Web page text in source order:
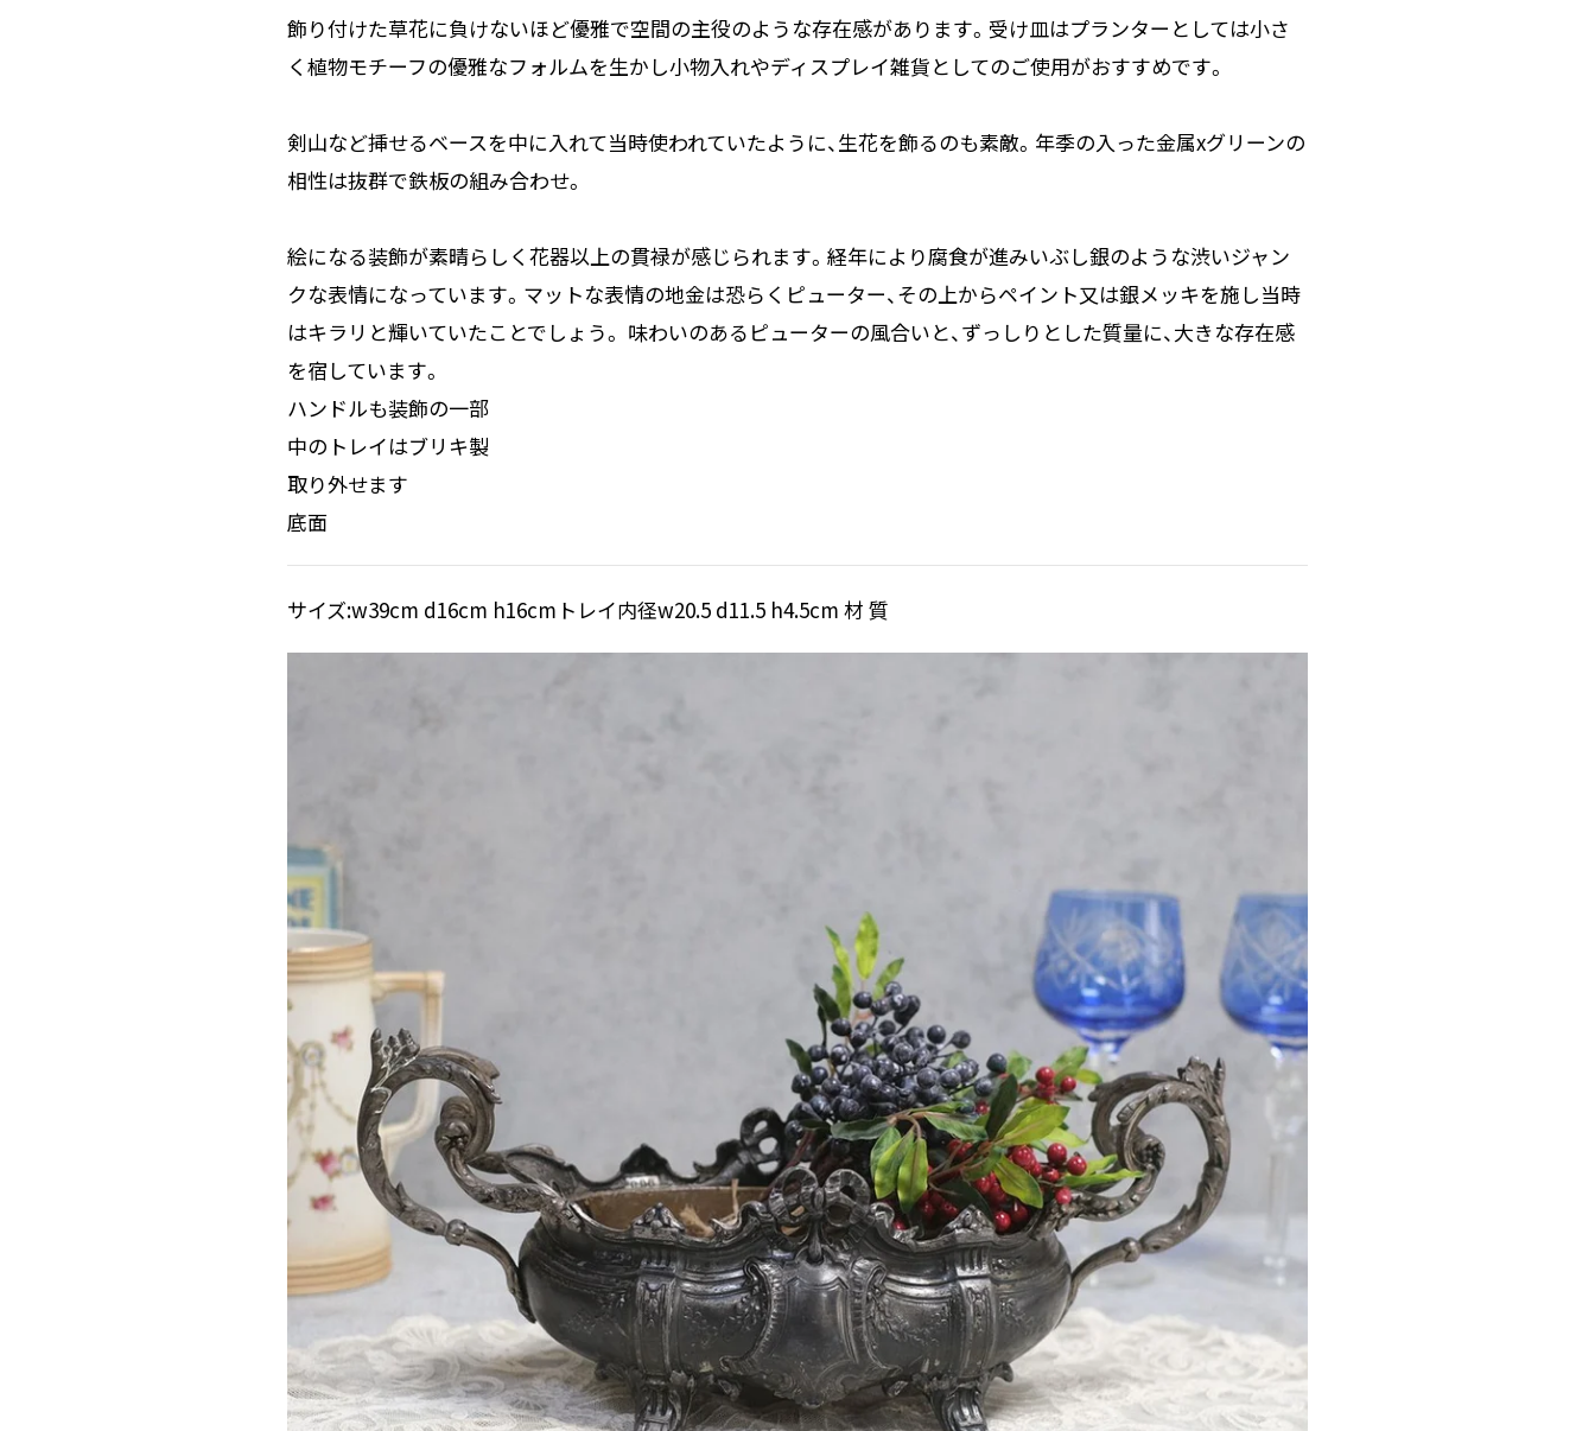
飾り付けた草花に負けないほど優雅で空間の主役のような存在感があります。受け皿はプランターとしては小さ
く植物モチーフの優雅なフォルムを生かし小物入れやディスプレイ雑貨としてのご使用がおすすめです。
剣山など挿せるベースを中に入れて当時使われていたように、生花を飾るのも素敵。年季の入った金属xグリーンの
相性は抜群で鉄板の組み合わせ。
絵になる装飾が素晴らしく花器以上の貫禄が感じられます。経年により腐食が進みいぶし銀のような渋いジャン
クな表情になっています。マットな表情の地金は恐らくピューター、その上からペイント又は銀メッキを施し当時
はキラリと輝いていたことでしょう。 味わいのあるピューターの風合いと、ずっしりとした質量に、大きな存在感
を宿しています。
ハンドルも装飾の一部
中のトレイはブリキ製
取り外せます
底面
サイズ:w39cm d16cm h16cmトレイ内径w20.5 d11.5 h4.5cm 材 質